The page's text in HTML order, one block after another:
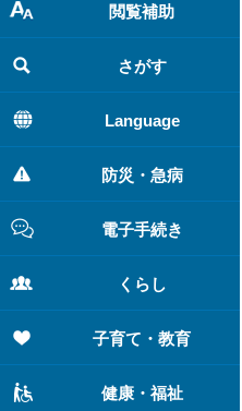
す
。
し
て
本
文
へ
閲覧補助
さがす
Language
防災・急病
電子手続き
くらし
子育て・教育
健康・福祉